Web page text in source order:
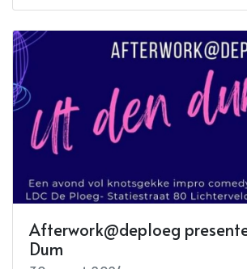
Afterwork@deploeg
Dum